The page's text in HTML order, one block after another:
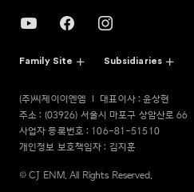
Family Site Subsidiaries
(주)씨제이이엔엠
대표이사 : 윤상현
주소 : (03926) 서울시 마포구 상암산로 66
사업자 등록번호 : 106-81-51510
개인정보 보호책임자 : 김지훈
© CJ ENM. All Rights Reserved.